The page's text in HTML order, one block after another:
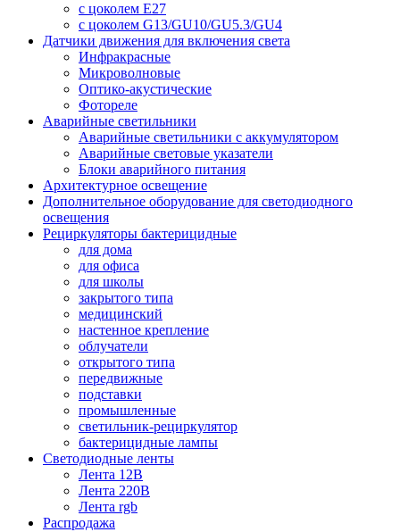
с цоколем E27
с цоколем G13/GU10/GU5.3/GU4
Датчики движения для включения света
Инфракрасные
Микроволновые
Оптико-акустические
Фотореле
Аварийные светильники
Аварийные светильники с аккумулятором
Аварийные световые указатели
Блоки аварийного питания
Архитектурное освещение
Дополнительное оборудование для светодиодного
освещения
Рециркуляторы бактерицидные
для дома
для офиса
для школы
закрытого типа
медицинский
настенное крепление
облучатели
открытого типа
передвижные
подставки
промышленные
светильник-рециркулятор
бактерицидные лампы
Светодиодные ленты
Лента 12В
Лента 220В
Лента rgb
Распродажа